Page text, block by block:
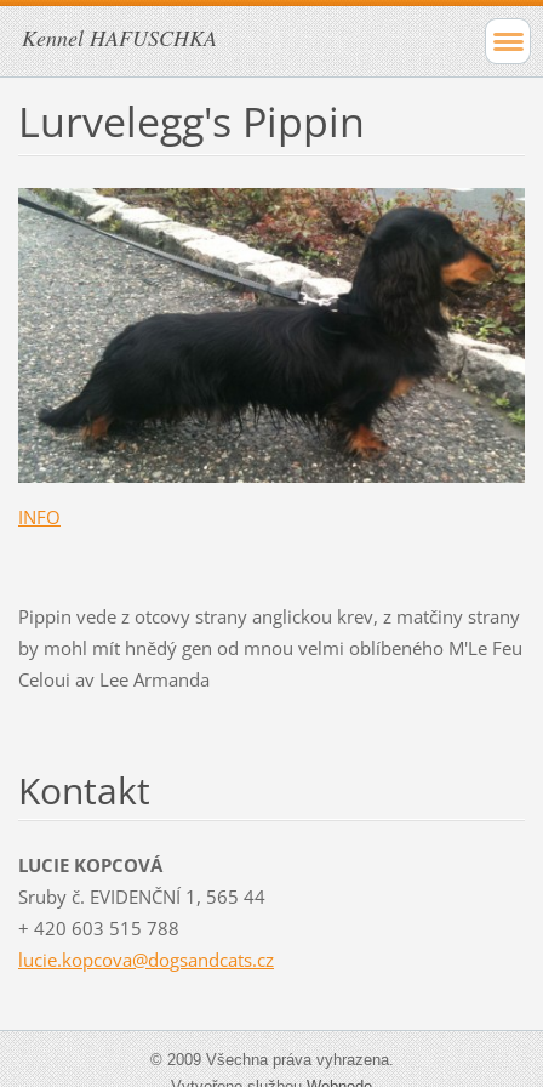
Kennel HAFUSCHKA
Lurvelegg's Pippin
INFO
Pippin vede z otcovy strany anglickou krev, z matčiny strany
by mohl mít hnědý gen od mnou velmi oblíbeného M'Le Feu
Celoui av Lee Armanda
Kontakt
LUCIE KOPCOVÁ
Sruby č. EVIDENČNÍ 1, 565 44
+ 420 603 515 788
lucie.kopcova@dogsandcats.cz
© 2009 Všechna práva vyhrazena.